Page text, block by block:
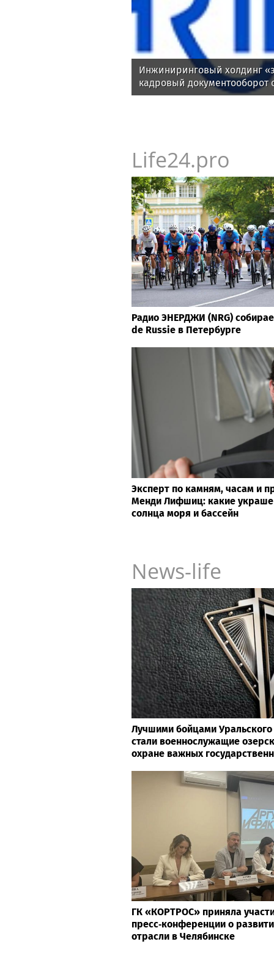
Инжиниринговый холдинг
кадровый
Life24.pro
Радио ЭНЕРДЖИ (NRG)
de Russie в Петербурге
Эксперт по камням, часам и
Менди Лифшиц: какие
солнца моря и бассейн
News-life
Лучшими бойцами Уральского
стали военнослужащие
охране важных
ГК «КОРТРОС» приняла
пресс‑конференции о
отрасли в Челябинске